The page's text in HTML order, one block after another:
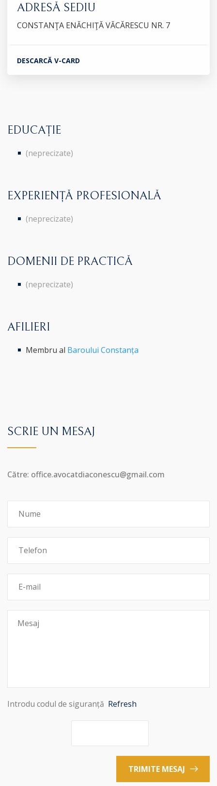
ADRESĂ SEDIU
CONSTANŢA ENĂCHIŢĂ VĂCĂRESCU NR. 7
DESCARCĂ V-CARD
EDUCAȚIE
(neprecizate)
EXPERIENȚĂ PROFESIONALĂ
(neprecizate)
DOMENII DE PRACTICĂ
(neprecizate)
AFILIERI
Membru al Baroului Constanța
SCRIE UN MESAJ
Către: office.avocatdiaconescu@gmail.com
Introdu codul de siguranță Refresh
TRIMITE MESAJ